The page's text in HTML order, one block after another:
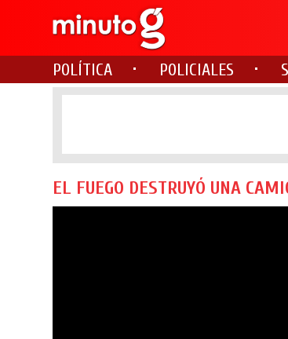
POLÍTICA POLICIALES
EL FUEGO DESTRUYÓ UNA